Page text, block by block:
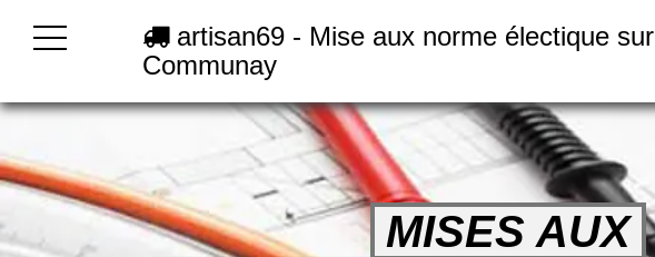
artisan69 - Mise aux norme électique sur
Communay
MISES AUX